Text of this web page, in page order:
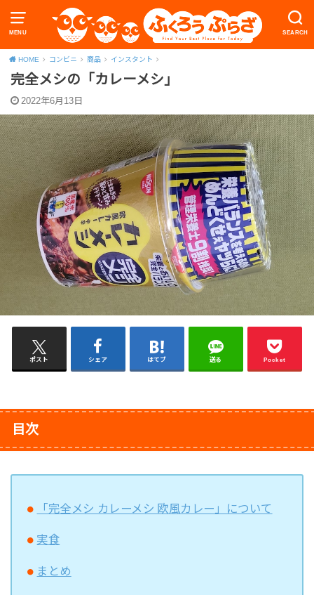
MENU SEARCH
HOME コンビニ 商品 インスタント
完全メシの「カレーメシ」
2022年6月13日
ポスト シェア はてブ 送る Pocket
目次
「完全メシ カレーメシ 欧風カレー」について
実食
まとめ